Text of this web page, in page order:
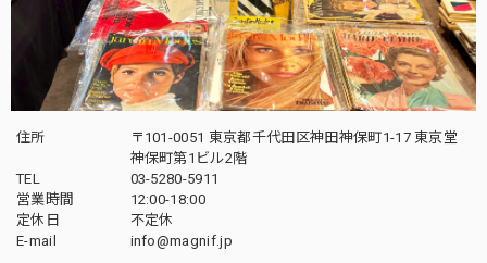
住所
〒101-0051 東京都千代田区神田神保町1-17 東京堂
神保町第1ビル2階
TEL
03-5280-5911
営業時間
12:00-18:00
定休日
不定休
E-mail
info@magnif.jp